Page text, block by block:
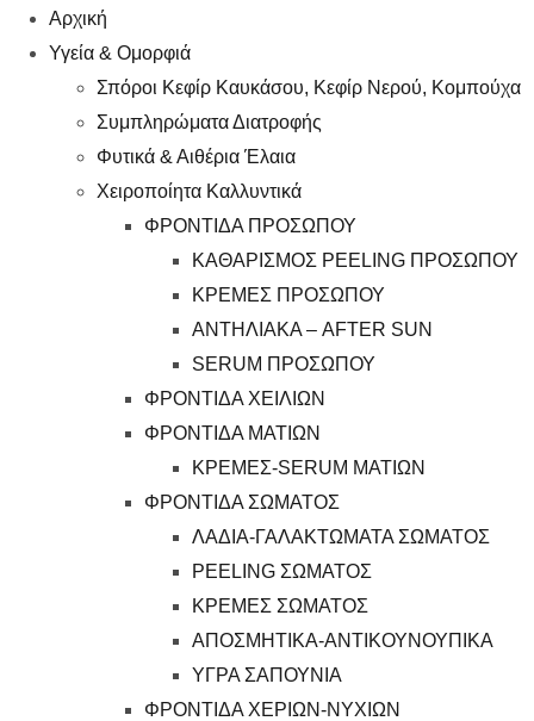
Αρχική
Υγεία & Ομορφιά
Σπόροι Κεφίρ Καυκάσου, Κεφίρ Νερού, Κομπούχα
Συμπληρώματα Διατροφής
Φυτικά & Αιθέρια Έλαια
Χειροποίητα Καλλυντικά
ΦΡΟΝΤΙΔΑ ΠΡΟΣΩΠΟΥ
ΚΑΘΑΡΙΣΜΟΣ PEELING ΠΡΟΣΩΠΟΥ
ΚΡΕΜΕΣ ΠΡΟΣΩΠΟΥ
ΑΝΤΗΛΙΑΚΑ – AFTER SUN
SERUM ΠΡΟΣΩΠΟΥ
ΦΡΟΝΤΙΔΑ ΧΕΙΛΙΩΝ
ΦΡΟΝΤΙΔΑ ΜΑΤΙΩΝ
ΚΡΕΜΕΣ-SERUM ΜΑΤΙΩΝ
ΦΡΟΝΤΙΔΑ ΣΩΜΑΤΟΣ
ΛΑΔΙΑ-ΓΑΛΑΚΤΩΜΑΤΑ ΣΩΜΑΤΟΣ
PEELING ΣΩΜΑΤΟΣ
ΚΡΕΜΕΣ ΣΩΜΑΤΟΣ
ΑΠΟΣΜΗΤΙΚΑ-ΑΝΤΙΚΟΥΝΟΥΠΙΚΑ
ΥΓΡΑ ΣΑΠΟΥΝΙΑ
ΦΡΟΝΤΙΔΑ ΧΕΡΙΩΝ-ΝΥΧΙΩΝ